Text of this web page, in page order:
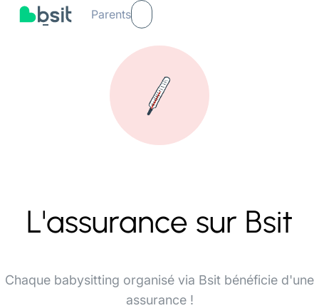
Parents
L'assurance sur Bsit
Chaque babysitting organisé via Bsit bénéficie d'une
assurance !